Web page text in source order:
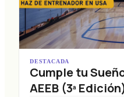
DESTACADA
Cumple tu
AEEB (3ª